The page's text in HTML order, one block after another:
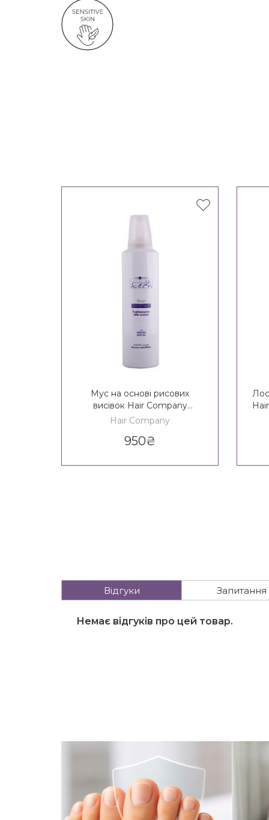
Мус на основі рисових
висівок Hair Company
Inimitable Tech Bran
Hair Company
950₴
Відгуки Запитання
Немає відгуків про цей товар.